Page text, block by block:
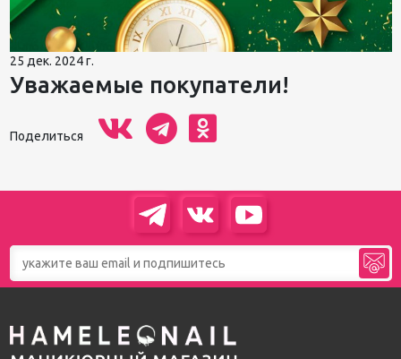
25 дек. 2024 г.
Уважаемые покупатели!
Поделиться